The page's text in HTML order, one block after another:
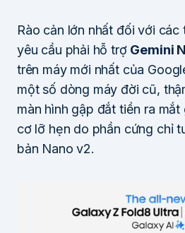
Rào cản lớn nhất đối với các
yêu cầu phải hỗ trợ Gemini
trên máy mới nhất của
một số dòng máy đời cũ,
màn hình gập đắt tiền ra
cơ lỡ hẹn do phần cứng chỉ
bản Nano v2.